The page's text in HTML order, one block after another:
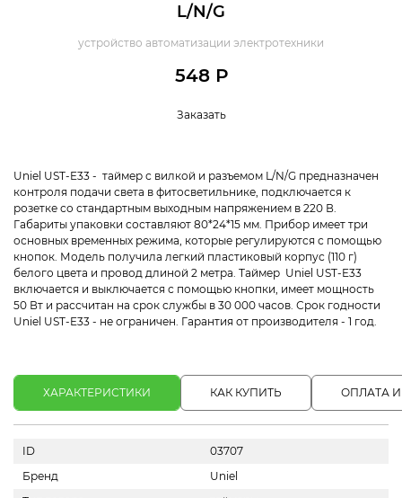
L/N/G
устройство автоматизации электротехники
548 Р
Заказать
Uniel UST-E33 - таймер с вилкой и разъемом L/N/G предназначен
контроля подачи света в фитосветильнике, подключается к
розетке со стандартным выходным напряжением в 220 В.
Габариты упаковки составляют 80*24*15 мм. Прибор имеет три
основных временных режима, которые регулируются с помощью
кнопок. Модель получила легкий пластиковый корпус (110 г)
белого цвета и провод длиной 2 метра. Таймер Uniel UST-E33
включается и выключается с помощью кнопки, имеет мощность
50 Вт и рассчитан на срок службы в 30 000 часов. Срок годности
Uniel UST-E33 - не ограничен. Гарантия от производителя - 1 год.
ХАРАКТЕРИСТИКИ КАК КУПИТЬ ОПЛАТА
ID
03707
Бренд
Uniel